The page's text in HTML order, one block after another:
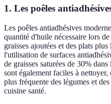
1. Les poêles
Les poêles antiadhésives
quantité d'huile nécessaire lors
graisses ajoutées et des plats
l'utilisation de surfaces
de graisses saturées de 30%
sont également faciles à
plus fréquente des légumes et
cuisine santé.